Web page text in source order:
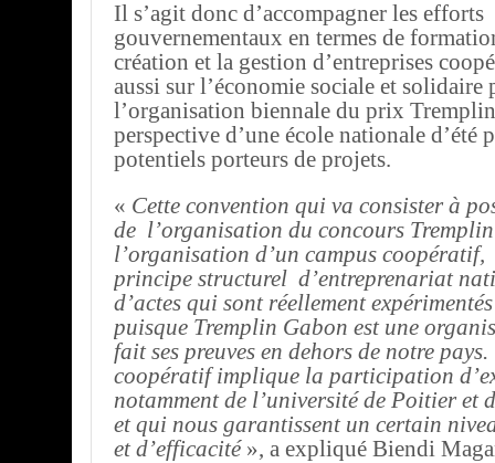
Il s’agit donc d’accompagner les efforts
gouvernementaux en termes de
création et la gestion d’entreprises
aussi sur l’économie sociale et solidaire
l’organisation biennale du prix
perspective d’une école nationale d’été
potentiels porteurs de projets.
« Cette convention qui va consister à
de l’organisation du concours
l’organisation d’un campus coopératif,
principe structurel d’entreprenariat
d’actes qui sont réellement
puisque Tremplin Gabon est une
fait ses preuves en dehors de notre
coopératif implique la participation
notamment de l’université de Poitier et
et qui nous garantissent un certain
et d’efficacité», a expliqué Biendi